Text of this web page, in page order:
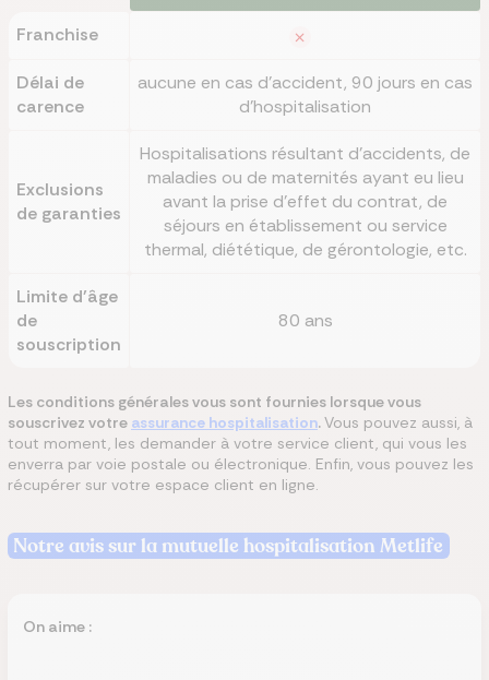
Franchise
Délai de
carence
aucune en cas d'accident, 90 jours en cas
d'hospitalisation
Exclusions
de garanties
Hospitalisations résultant d’accidents, de
maladies ou de maternités ayant eu lieu
avant la prise d’effet du contrat, de
séjours en établissement ou service
thermal, diététique, de gérontologie, etc.
Limite d'âge
de
souscription
80 ans
Les conditions générales vous sont fournies lorsque vous
souscrivez votre assurance hospitalisation.Vous pouvez aussi, à
tout moment, les demander à votre service client, qui vous les
enverra par voie postale ou électronique. Enfin, vous pouvez les
récupérer sur votre espace client en ligne.
Notre avis sur la mutuelle hospitalisation Metlife
On aime :